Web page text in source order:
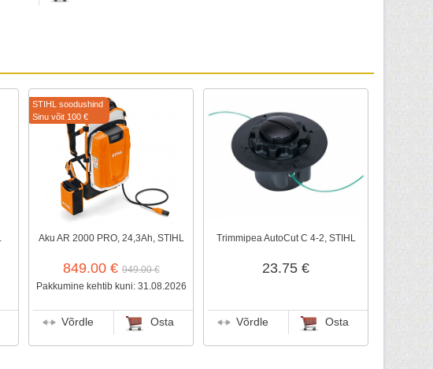
STIHL soodushind
Sinu võit 100 €
Aku AR 2000 PRO, 24,3Ah, STIHL
849.00 €949.00 €
Pakkumine kehtib kuni: 31.08.2026
Võrdle Osta
Trimmipea AutoCut C 4-2, STIHL
23.75 €
Võrdle Osta